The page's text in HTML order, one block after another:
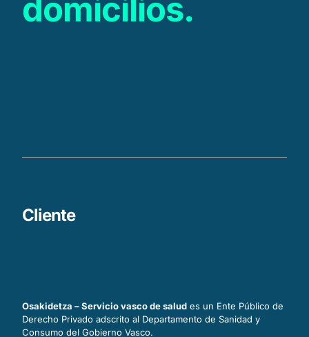
domicilios.
Cliente
Osakidetza – Servicio vasco de salud es un Ente Público de
Derecho Privado adscrito al Departamento de Sanidad y
Consumo del Gobierno Vasco.